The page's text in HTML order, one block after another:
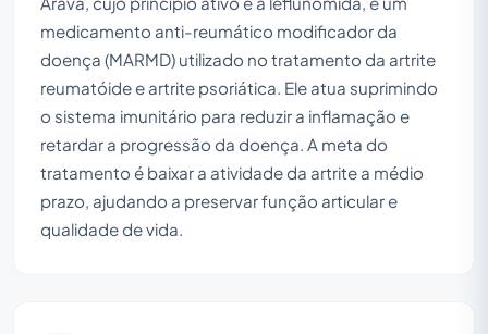
medicamento anti-reumático modificador da
doença (MARMD) utilizado no tratamento da artrite
reumatóide e artrite psoriática. Ele atua suprimindo
o sistema imunitário para reduzir a inflamação e
retardar a progressão da doença. A meta do
tratamento é baixar a atividade da artrite a médio
prazo, ajudando a preservar função articular e
qualidade de vida.